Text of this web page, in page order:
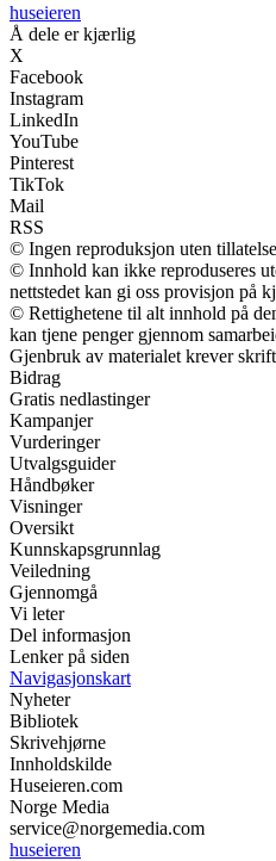
huseieren
Å dele er kjærlig
X
Facebook
Instagram
LinkedIn
YouTube
Pinterest
TikTok
Mail
RSS
© Ingen reproduksjon uten
© Innhold kan ikke reproduseres
nettstedet kan gi oss provisjon på
© Rettighetene til alt innhold på
kan tjene penger gjennom
Gjenbruk av materialet krever
Bidrag
Gratis nedlastinger
Kampanjer
Vurderinger
Utvalgsguider
Håndbøker
Visninger
Oversikt
Kunnskapsgrunnlag
Veiledning
Gjennomgå
Vi leter
Del informasjon
Lenker på siden
Navigasjonskart
Nyheter
Bibliotek
Skrivehjørne
Innholdskilde
Huseieren.com
Norge Media
service@norgemedia.com
huseieren